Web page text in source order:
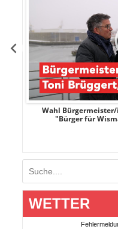
Wahl
"Bürger für
Suchen
WETTER